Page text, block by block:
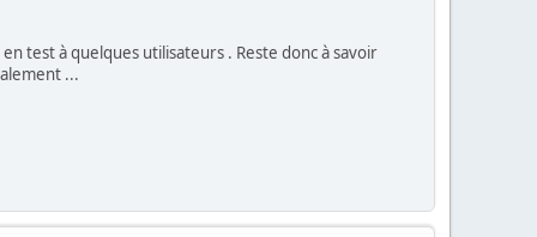
test à quelques utilisateurs . Reste donc à savoir
...